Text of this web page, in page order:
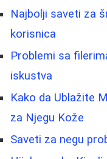
Najbolji saveti za
korisnica
Problemi sa
iskustva
Kako da Ublažite
za Njegu Kože
Saveti za negu